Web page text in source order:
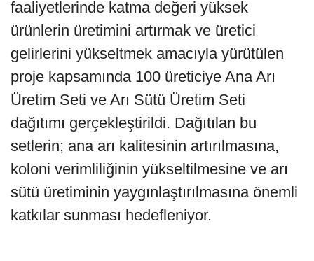
faaliyetlerinde katma değeri yüksek
ürünlerin üretimini artırmak ve üretici
gelirlerini yükseltmek amacıyla yürütülen
proje kapsamında 100 üreticiye Ana Arı
Üretim Seti ve Arı Sütü Üretim Seti
dağıtımı gerçekleştirildi. Dağıtılan bu
setlerin; ana arı kalitesinin artırılmasına,
koloni verimliliğinin yükseltilmesine ve arı
sütü üretiminin yaygınlaştırılmasına önemli
katkılar sunması hedefleniyor.